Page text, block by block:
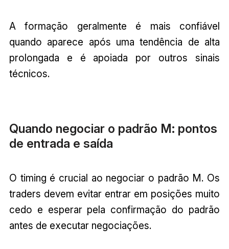
A formação geralmente é mais confiável
quando aparece após uma tendência de alta
prolongada e é apoiada por outros sinais
técnicos.
Quando negociar o padrão M: pontos
de entrada e saída
O timing é crucial ao negociar o padrão M. Os
traders devem evitar entrar em posições muito
cedo e esperar pela confirmação do padrão
antes de executar negociações.